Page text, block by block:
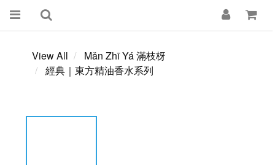
View All
Mǎn Zhī Yá 滿枝枒
經典｜東方精油香水系列